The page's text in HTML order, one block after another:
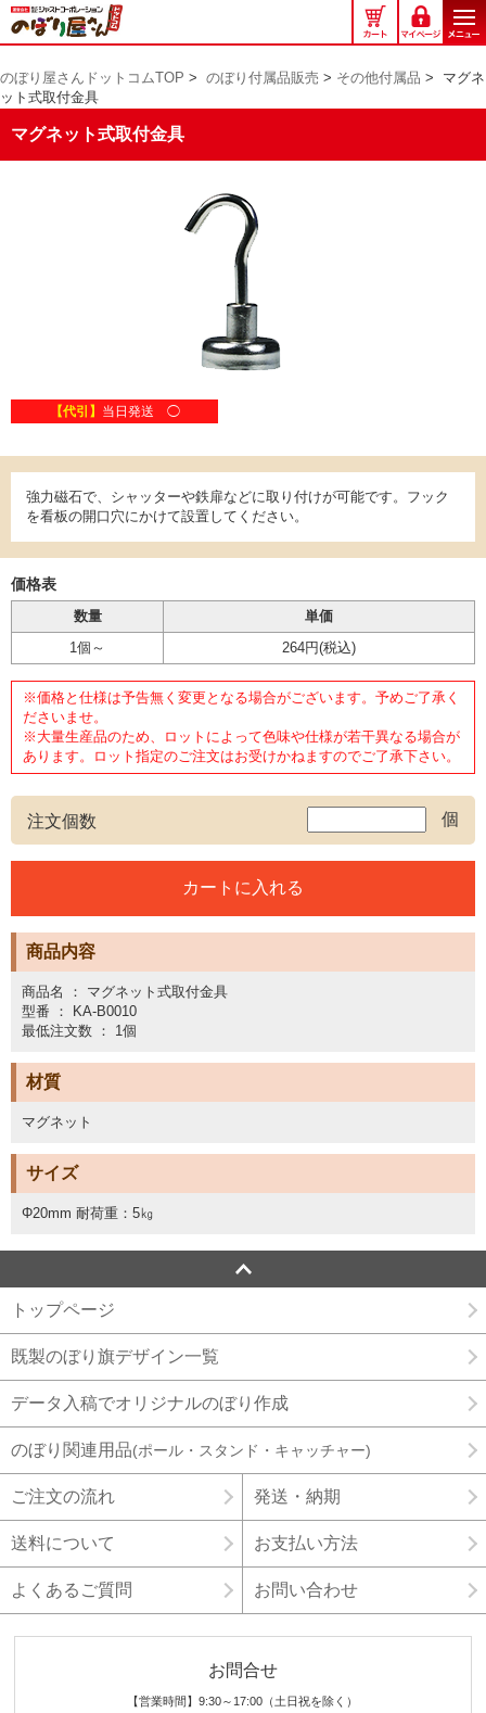
の
ぼ
屋
さ
ん
のぼり屋さんドットコムTOP > のぼり付属品販売 > その他付属品 > マグネ
ット式取付金具
マグネット式取付金具
【代引】 当日発送 ◯
強力磁石で、シャッターや鉄扉などに取り付けが可能です。フック
を看板の開口穴にかけて設置してください。
価格表
数量
単価
1個～
264円(税込)
※価格と仕様は予告無く変更となる場合がございます。予めご了承く
ださいませ。
※大量生産品のため、ロットによって色味や仕様が若干異なる場合が
あります。ロット指定のご注文はお受けかねますのでご了承下さい。
注文個数 個
商品内容
商品名 ： マグネット式取付金具
型番 ： KA-B0010
最低注文数 ： 1個
材質
マグネット
サイズ
Φ20mm 耐荷重：5㎏
トップページ
既製のぼり旗デザイン一覧
データ入稿でオリジナルのぼり作成
のぼり関連用品(ポール・スタンド・キャッチャー)
ご注文の流れ 発送・納期
送料について お支払い方法
よくあるご質問 お問い合わせ
お問合せ
【営業時間】9:30～17:00（土日祝を除く）